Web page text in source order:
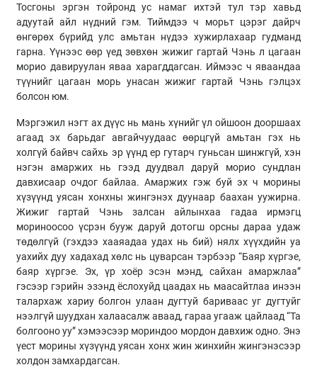
Тосгоны эргэн тойронд ус намаг ихтэй тул тэр хавьд
адуутай айл нүдний гэм. Тиймдээ ч морьт цэрэг дайрч
өнгөрөх бүрийд улс амьтан нүдээ хужирлахаар гудманд
гарна. Үүнээс өөр үед зөвхөн жижиг гартай Чэнь л цагаан
морио давируулан яваа харагддагсан. Иймээс ч яваандаа
түүнийг цагаан морь унасан жижиг гартай Чэнь гэлцэх
болсон юм.
Мэргэжил нэгт ах дүүс нь мань хүнийг үл ойшоон дооршаах
агаад эх барьдаг авгайчуудаас өөрцгүй амьтан гэх нь
холгүй байвч сайхь эр үүнд ер гутарч гуньсан шинжгүй, хэн
нэгэн амаржих нь гээд дуудвал даруй морио сундлан
давхисаар очдог байлаа. Амаржих гэж буй эх ч морины
хүзүүнд уясан хонхны жингэнэх дуунаар баахан уужирна.
Жижиг гартай Чэнь залсан айлынхаа гадаа ирмэгц
мориноосоо үсрэн бууж даруй дотогш орсны дараа удаж
төдөлгүй (гэхдээ хааяадаа удах нь бий) нялх хүүхдийн уа
уахийх дуу хадахад хөлс нь цуварсан тэрбээр “Баяр хүргэе,
баяр хүргэе. Эх, үр хоёр эсэн мэнд, сайхан амаржлаа”
гэсээр гэрийн эзэнд ёслохуйд цаадах нь маасайтлаа инээн
талархаж хариу болгон улаан дугтуй бариваас уг дугтуйг
нээлгүй шуудхан халаасалж аваад, гараа угааж цайлаад “Та
болгооно уу” хэмээсээр мориндоо мордон давхиж одно. Энэ
үест морины хүзүүнд уясан хонх жин жинхийн жингэнэсээр
холдон замхардагсан.